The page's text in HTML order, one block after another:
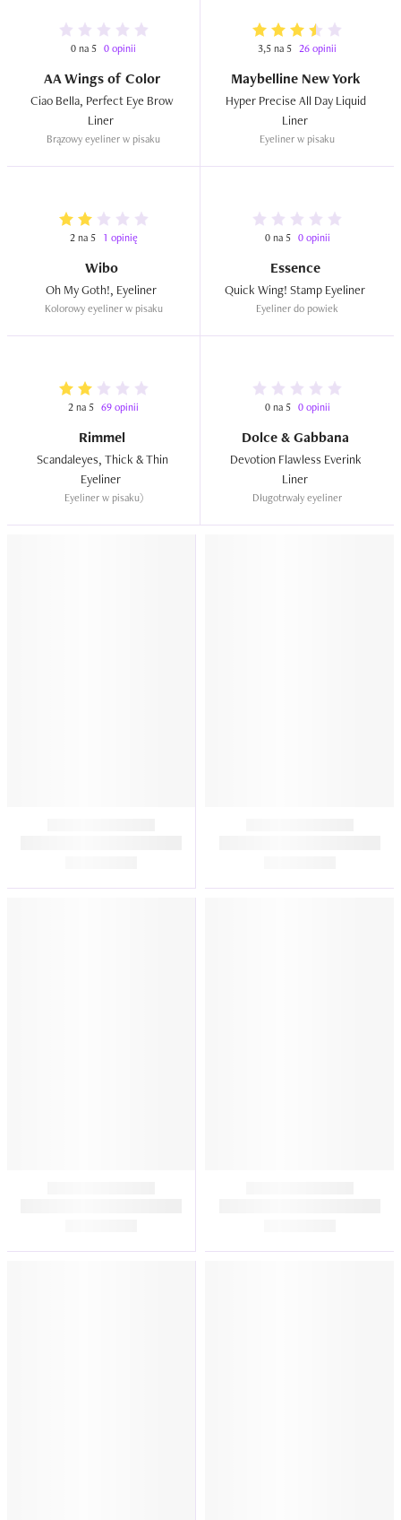
0 na 5 0 opinii
AA Wings of Color
Ciao Bella, Perfect Eye Brow
Brązowy eyeliner w pisaku
3,5 na 5 26 opinii
Maybelline New York
Hyper Precise All Day Liquid
Eyeliner w pisaku
2 na 5 1 opinię
Wibo
Kolorowy eyeliner w pisaku
0 na 5 0 opinii
Essence
Eyeliner do powiek
2 na 5 69 opinii
Rimmel
Scandaleyes, Thick & Thin
Eyeliner w pisaku)
0 na 5 0 opinii
Dolce & Gabbana
Devotion Flawless Everink
Długotrwały eyeliner